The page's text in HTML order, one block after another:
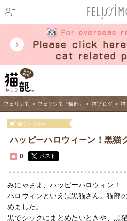
フェリシモ > フェリシモ「猫部」 > 猫ブログ > 猫
猫グッズ企画
ハッピーハロウィーン！黒猫
0 ポスト
みにゃさま、ハッピーハロウィン！
ハロウィンといえば黒猫さん。猫部
めました。
黒でシックにまとめたいときや、黒